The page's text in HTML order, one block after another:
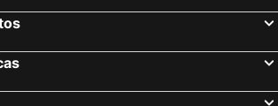
Carling Academy
College